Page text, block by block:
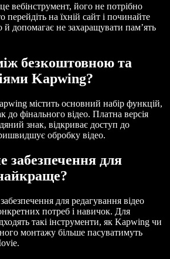
вебінструмент, його не потрібно
перейдіть на їхній сайт і починайте
й допомагає не захаращувати пам’ять
безкоштовною та
Kapwing?
містить основний набір функцій,
до фінального відео. Платна версія
знак, відкриває доступ до
обробку відео.
забезпечення для
для редагування відео
потреб і навичок. Для
такі інструменти, як Kapwing чи
монтажу більше пасуватимуть